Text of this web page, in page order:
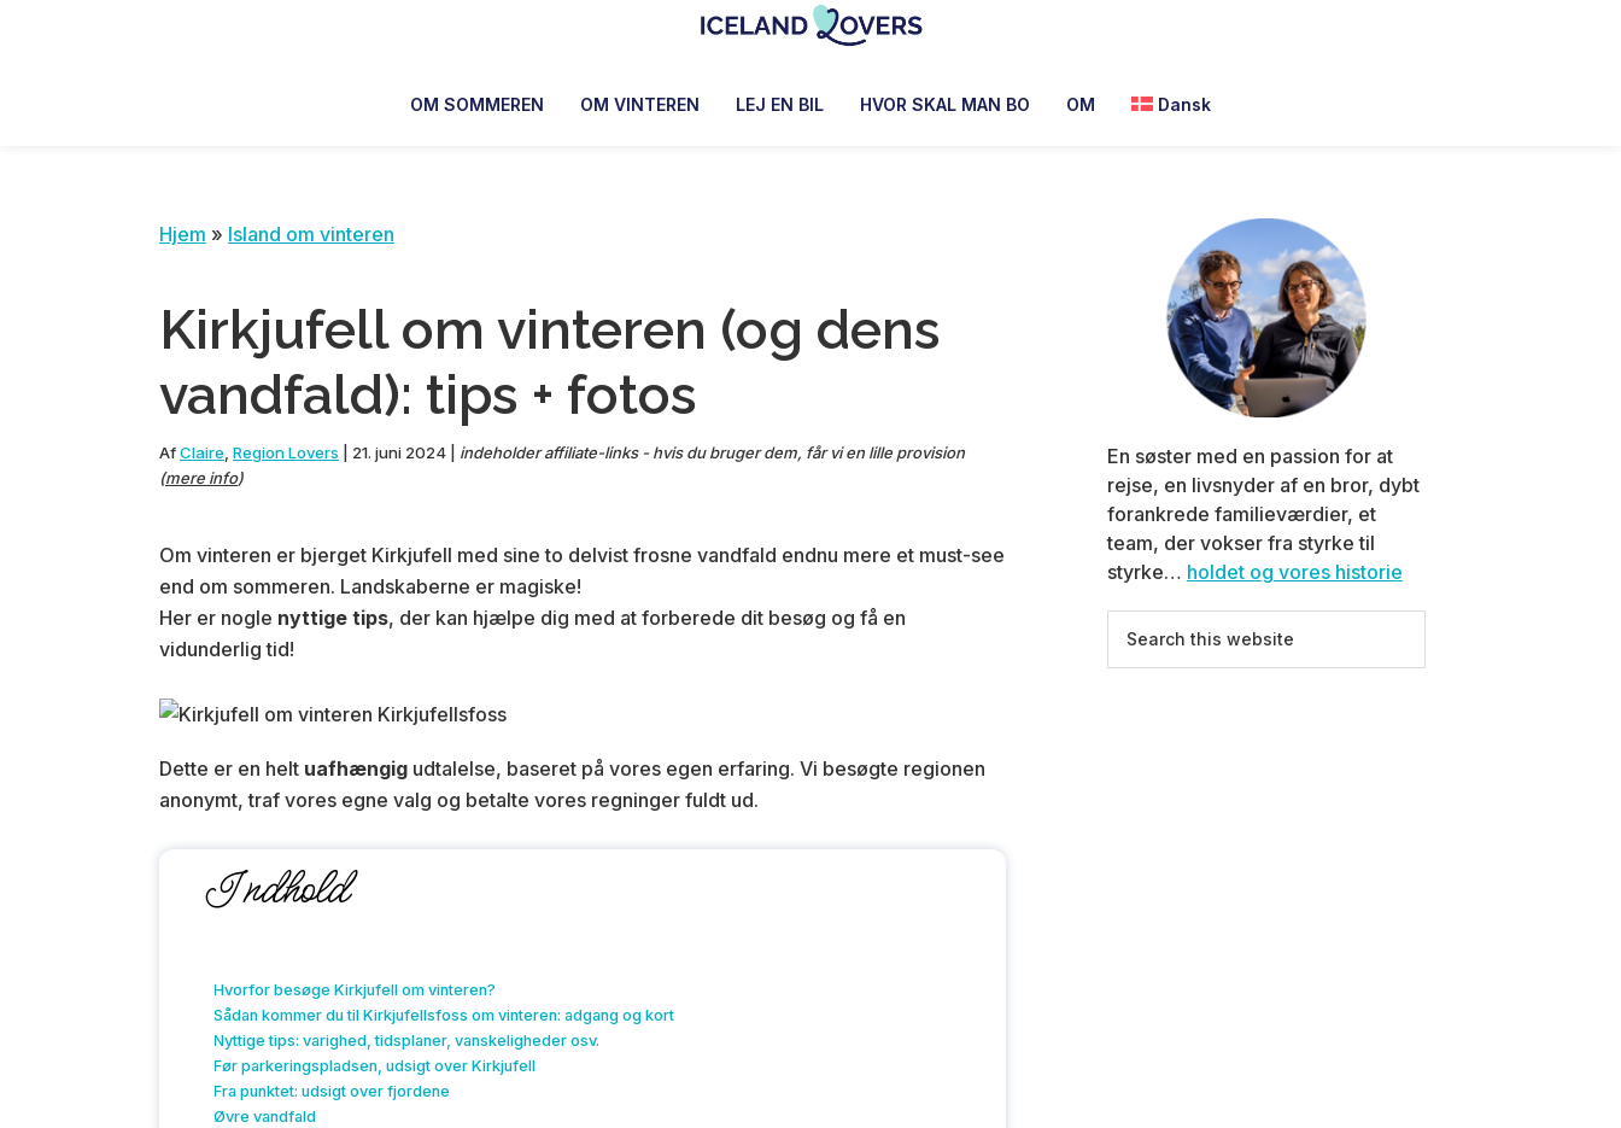
Blog
OM SOMMEREN OM VINTEREN LEJ EN BIL HVOR SKAL MAN BO OM Dansk
Hjem » Island om vinteren
Kirkjufell om vinteren (og dens
vandfald): tips + fotos
AfClaire Region Lovers 21. juni 2024
indeholder affiliate-links - hvis du bruger dem, får vi en lille provision
(mere info)
Om vinteren er bjerget Kirkjufell med sine to delvist frosne vandfald endnu mere et must-see
end om sommeren. Landskaberne er magiske!
Her er nogle nyttige tips, der kan hjælpe dig med at forberede dit besøg og få en
vidunderlig tid!
Dette er en helt uafhængig udtalelse, baseret på vores egen erfaring. Vi besøgte regionen
anonymt, traf vores egne valg og betalte vores regninger fuldt ud.
Indhold
Hvorfor besøge Kirkjufell om vinteren?
Sådan kommer du til Kirkjufellsfoss om vinteren: adgang og kort
Nyttige tips: varighed, tidsplaner, vanskeligheder osv.
Før parkeringspladsen, udsigt over Kirkjufell
Fra punktet: udsigt over fjordene
Øvre vandfald
Primary
Sidebar
En søster med en passion for at
rejse, en livsnyder af en bror, dybt
forankrede familieværdier, et
team, der vokser fra styrke til
styrke… holdet og vores historie
this